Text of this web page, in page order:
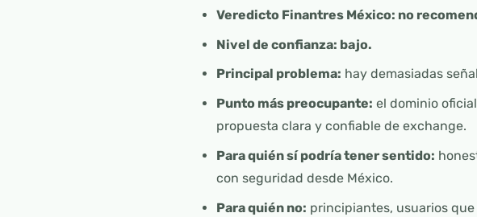
Veredicto Finantres México: no
Nivel de confianza: bajo.
Principal problema: hay demasiadas
Punto más preocupante: el dominio
propuesta clara y confiable de exchange.
Para quién sí podría tener sentido:
con seguridad desde México.
Para quién no: principiantes, usuarios